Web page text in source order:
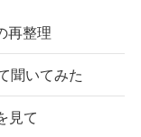
再整理
聞いてみた
見て